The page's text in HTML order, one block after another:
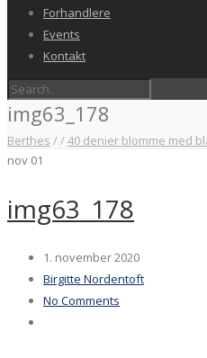
Forhandlere
Events
Kontakt
img63_178
Berthes //40 denier blomme med
nov 01
img63_178
1. november 2020
Birgitte Nordentoft
No Comments